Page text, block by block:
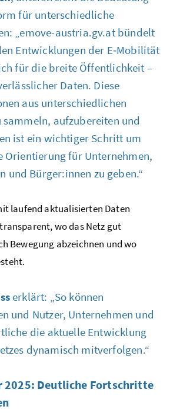
für unterschiedliche
„emove-austria.gv.at bündelt
Entwicklungen der E‑Mobilität
für die breite Öffentlichkeit –
Daten. Diese
aus unterschiedlichen
sammeln, aufzubereiten und
ist ein wichtiger Schritt um
Orientierung für Unternehmen,
und Bürger:innen zu geben.“
laufend aktualisierten Daten
wo das Netz gut
Bewegung abzeichnen und wo
erklärt: „So können
und Nutzer, Unternehmen und
die aktuelle Entwicklung
dynamisch mitverfolgen.“
Deutliche Fortschritte